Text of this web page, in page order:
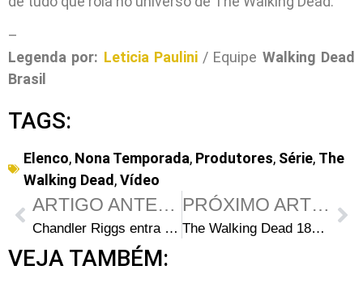
–
Legenda por: Leticia Paulini/ Equipe Walking Dead
Brasil
TAGS:
Elenco, Nona Temporada, Produtores, Série, The
Walking Dead ,Vídeo
ARTIGO ANTERIOR
Chandler Riggs entra para o elenco da série “A Million Little Things”
PRÓXIMO ARTIGO
The Walking Dead 188: Prévia da Edição
VEJA TAMBÉM: